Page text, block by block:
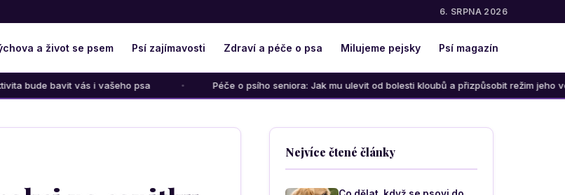
6. SRPNA 2026
a život se psem Psí zajímavosti Zdraví a péče o psa Milujeme pejsky Psí magazín
vás i vašeho psa Péče o psího seniora: Jak mu ulevit od bolesti kloubů a přizpůsobit režim jeho věku
Nejvíce čtené články